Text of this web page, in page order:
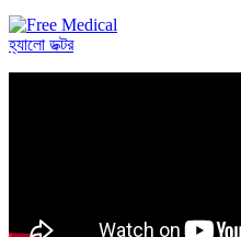
হ্যালো ডক্টর